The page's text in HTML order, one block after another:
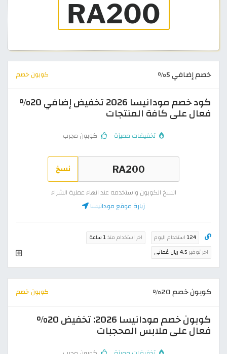
خصم إضافي 5% كوبون خصم
كود خصم مودانيسا 2026 تخفيض إضافي 20%
فعال على كافة المنتجات
تخفيضات مميزة كوبون مجرب
نسخ
انسخ الكوبون واستخدمه عند انهاء عملية الشراء
زيارة موقع مودانيسا
124 استخدام اليوم اخر استخدام منذ1 ساعة
اخر توفير 4.5 ريال عُماني
كوبون خصم 20% كوبون خصم
كوبون خصم مودانيسا 2026: تخفيض 20%
فعال على ملابس المحجبات